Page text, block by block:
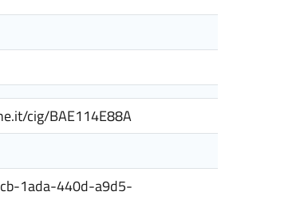
cig/BAE114E88A
1ada-440d-a9d5-